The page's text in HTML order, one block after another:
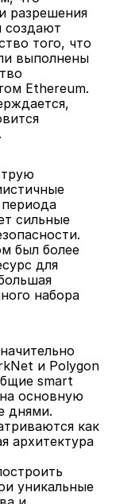
разрешения
создают
того, что
выполнены
Ethereum.
сильные
был более
для
набора
и Polygon
smart
основную
днями.
как
архитектура
уникальные